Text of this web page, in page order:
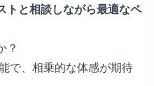
と相談しながら最適なペ
？
で、相乗的な体感が期待